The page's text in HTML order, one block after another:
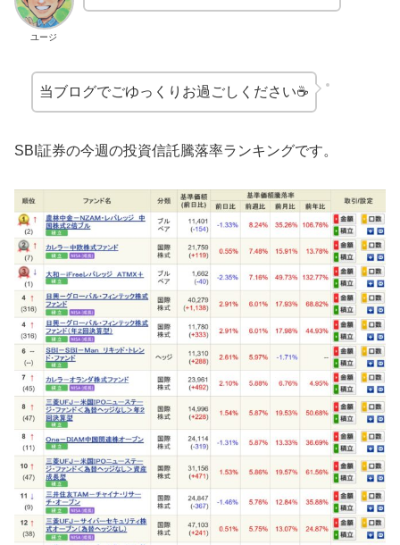
ユージ
当ブログでごゆっくりお過ごしください☕
SBI証券の今週の投資信託騰落率ランキングです。